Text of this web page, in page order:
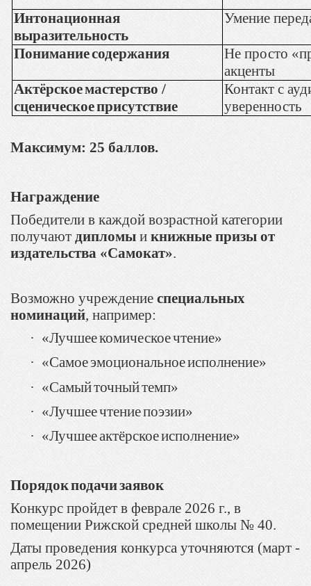
Интонационная
выразительность
Умение
Пониманиесодержания
Не просто
акценты
Актёрскоемастерство /
сценическоеприсутствие
Контакт с
уверенность
Максимум: 25 баллов.
Награждение
Победители в каждой возрастной категории
получают дипломы и книжные призы от
издательства «Самокат».
Возможно учреждение специальных
номинаций, например:
· «Лучшеекомическоечтение»
· «Самоеэмоциональноеисполнение»
· «Самыйточныйтемп»
· «Лучшеечтениепоэзии»
· «Лучшееактёрскоеисполнение»
Порядокподачизаявок
Конкурс пройдет в феврале 2026 г., в
помещении Рижской средней школы № 40.
Даты проведения конкурса уточняются (март -
апрель 2026)